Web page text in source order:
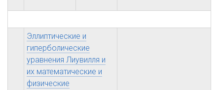
Эллиптические и
гиперболические
уравнения Лиувилля и
их математические и
физические